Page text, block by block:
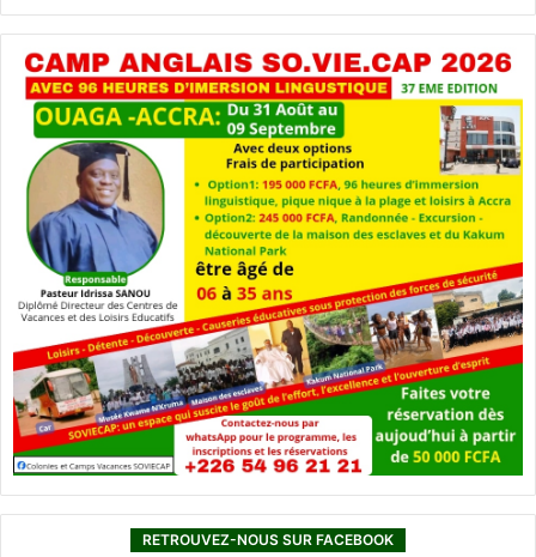
RETROUVEZ-NOUS SUR FACEBOOK